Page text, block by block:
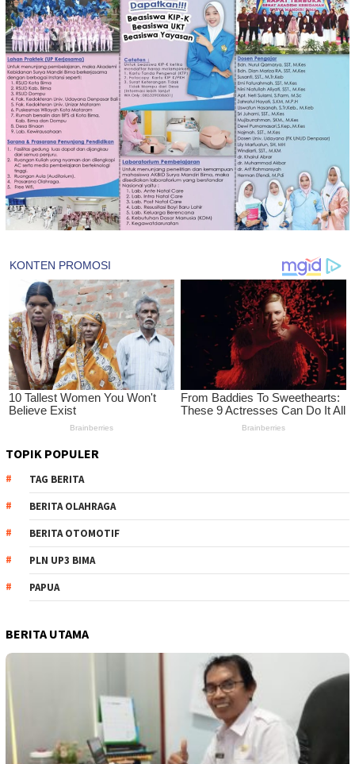
TOPIK POPULER
TAG BERITA
BERITA OLAHRAGA
BERITA OTOMOTIF
PLN UP3 BIMA
PAPUA
BERITA UTAMA